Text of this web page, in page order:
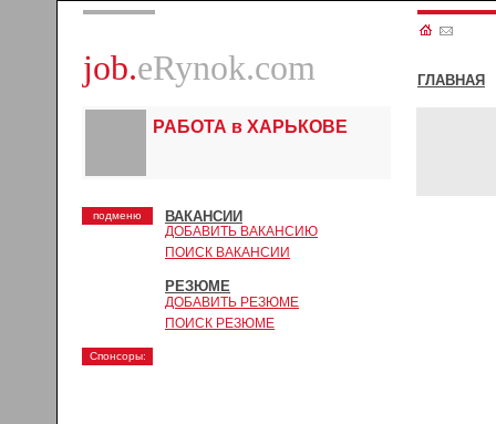
job.eRynok.com ГЛАВНАЯ
РАБОТА в ХАРЬКОВЕ
подменю ВАКАНСИИ
ДОБАВИТЬ ВАКАНСИЮ
ПОИСК ВАКАНСИИ
РЕЗЮМЕ
ДОБАВИТЬ РЕЗЮМЕ
ПОИСК РЕЗЮМЕ
Спонсоры: